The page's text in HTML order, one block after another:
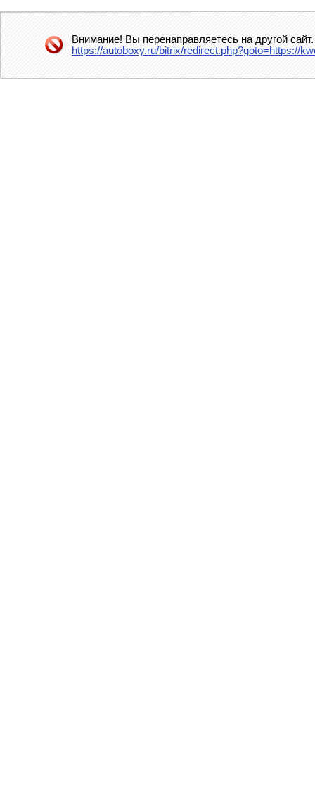
Внимание! Вы перенаправляетесь на другой
https://autoboxy.ru/bitrix/redirect.php?goto=https://